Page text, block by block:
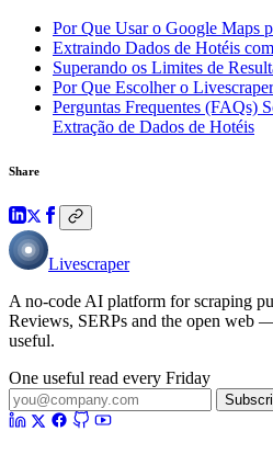
Por Que Usar o Google Maps
Extraindo Dados de Hotéis
Superando os Limites de
Por Que Escolher o
Perguntas Frequentes (FAQs)
Extração de Dados de Hotéis
Share
Livescraper
A no-code AI platform for scraping
Reviews, SERPs and the open web
useful.
One useful read every Friday